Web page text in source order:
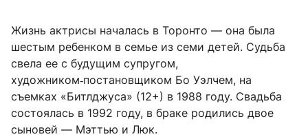
Жизнь актрисы началась в Торонто — она была
шестым ребенком в семье из семи детей. Судьба
свела ее с будущим супругом,
художником‑постановщиком Бо Уэлчем, на
съемках «Битлджуса» (12+) в 1988 году. Свадьба
состоялась в 1992 году, в браке родились двое
сыновей — Мэттью и Люк.